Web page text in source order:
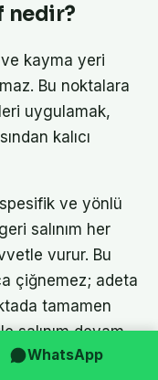
nedir?
ve kayma yeri
Bu noktalara
uygulamak,
kalıcı
spesifik ve yönlü
salınım her
vurur. Bu
çiğnemez; adeta
tamamen
salınım devam
tutunma
WhatsApp